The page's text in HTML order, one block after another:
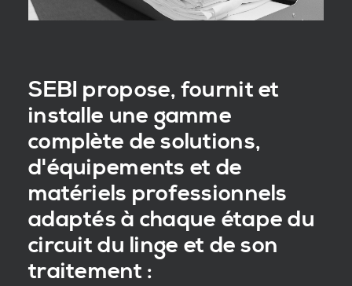
SEBI propose, fournit et
installe une gamme
complète de solutions,
d'équipements et de
matériels professionnels
adaptés à chaque étape du
circuit du linge et de son
traitement :